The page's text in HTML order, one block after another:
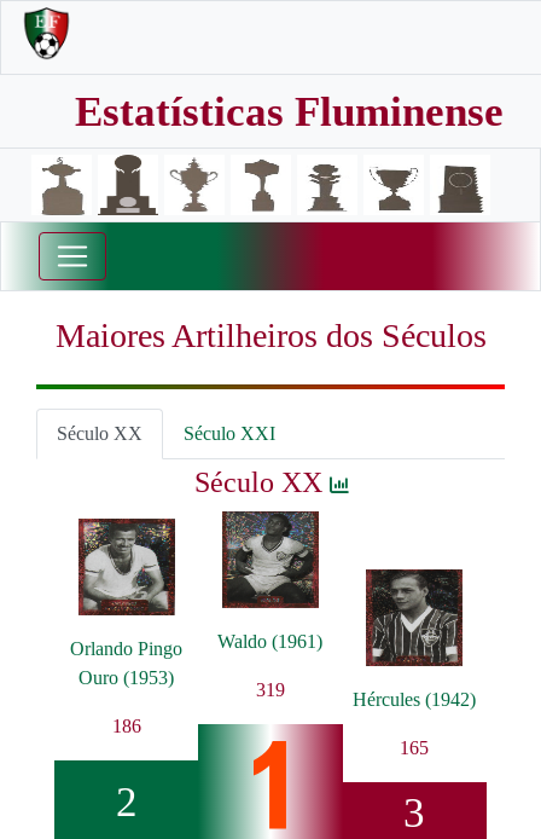
Estatísticas Fluminense
Maiores Artilheiros dos Séculos
Século XX Século XXI
Século XX
Orlando Pingo
Ouro (1953)
186
2
Waldo (1961)
319 Hércules (1942)
165
3